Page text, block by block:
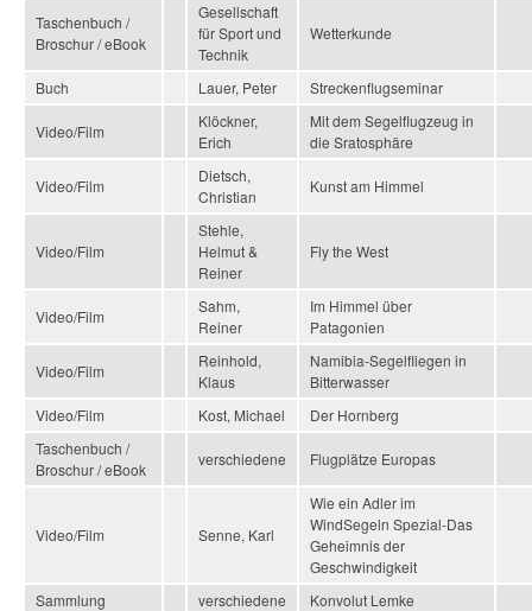
Taschenbuch /
Broschur / eBook
Gesellschaft
für Sport und
Technik
Wetterkunde
Buch Lauer, Peter Streckenflugseminar
Video/Film
Klöckner,
Erich
Mit dem Segelflugzeug in
die Sratosphäre
Video/Film
Dietsch,
Christian
Kunst am Himmel
Video/Film
Stehle,
Helmut &
Reiner
Fly the West
Video/Film
Sahm,
Reiner
Im Himmel über
Patagonien
Video/Film
Reinhold,
Klaus
Namibia-Segelfliegen in
Bitterwasser
Video/Film
Kost, Michael
Der Hornberg
Taschenbuch /
Broschur / eBook
verschiedene Flugplätze Europas
Video/Film Senne, Karl
Wie ein Adler im
WindSegeln Spezial-Das
Geheimnis der
Geschwindigkeit
Sammlung
verschiedene Konvolut Lemke